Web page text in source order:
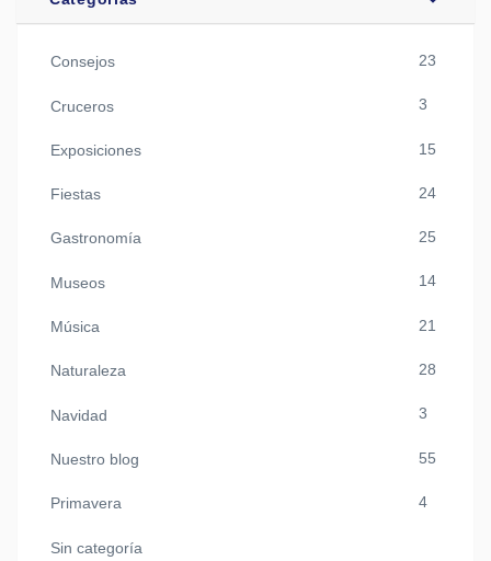
Consejos 23
Cruceros 3
Exposiciones 15
Fiestas 24
Gastronomía 25
Museos 14
Música 21
Naturaleza 28
Navidad 3
Nuestro blog 55
Primavera 4
Sin categoría